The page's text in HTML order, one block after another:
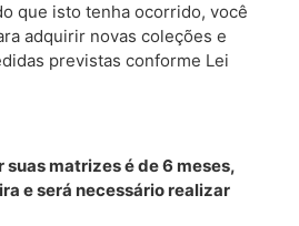
que isto tenha ocorrido, você
adquirir novas coleções e
previstas conforme Lei
suas matrizes é de 6 meses,
e será necessário realizar